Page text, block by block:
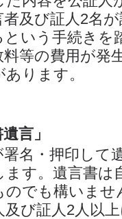
及び証人2名
いう手続きを
等の費用が発
ります。
言」
名・押印して
ます。遺言書は
でも構いませ
及び証人2人以